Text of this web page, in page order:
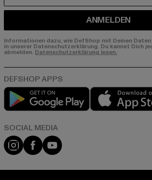
ANMELDEN
Informationen dazu, wie DefShop mit Deinen
in unserer Datenschutzerklärung. Du kannst Dich
abmelden. Datenschutzerklärung lesen.
Play market
Instagram
FacebookYouTube